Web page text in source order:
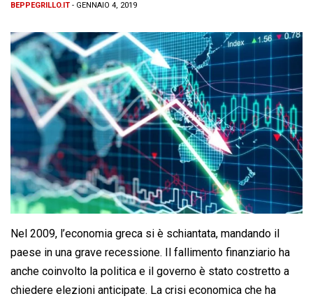
BEPPEGRILLO.IT - GENNAIO 4, 2019
Nel 2009, l’economia greca si è schiantata, mandando il
paese in una grave recessione. Il fallimento finanziario ha
anche coinvolto la politica e il governo è stato costretto a
chiedere elezioni anticipate. La crisi economica che ha